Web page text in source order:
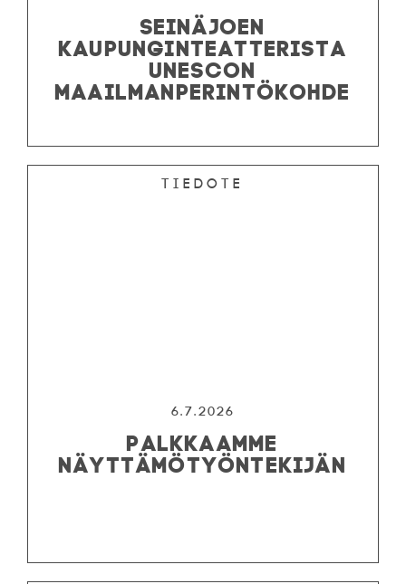
SEINÄJOEN
KAUPUNGINTEATTERISTA
UNESCON
MAAILMANPERINTÖKOHDE
Tiedote
6.7.2026
PALKKAAMME
NÄYTTÄMÖTYÖNTEKIJÄN